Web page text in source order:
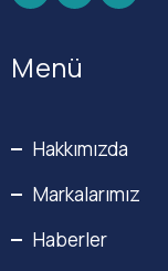
Menü
Hakkımızda
Markalarımız
Haberler